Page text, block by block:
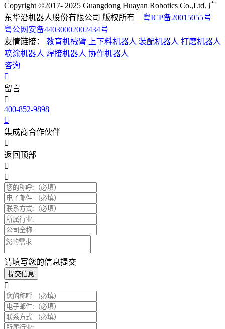
Copyright ©2017- 2025 Guangdong Huayan Robotics Co.,Ltd. 广
东华沿机器人股份有限公司 版权所有 粤ICP备20015055号
粤公网安备44030002002434号
友情链接：
教育机械臂 上下料机器人 装配机器人 打磨机器人
喷涂机器人 焊接机器人 协作机器人
咨询
留言
400-852-9898
集成商合作伙伴
返回顶部
请填写您的信息提交
提交信息